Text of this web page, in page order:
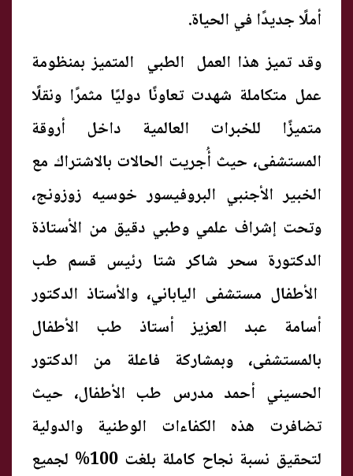
أملًا جديدًا في الحياة.
وقد تميز هذا العمل الطبي المتميز بمنظومة
عمل متكاملة شهدت تعاونًا دوليًا مثمرًا ونقلًا
متميزًا للخبرات العالمية داخل أروقة
المستشفى، حيث أُجريت الحالات بالاشتراك مع
الخبير الأجنبي البروفيسور خوسيه زوزونج،
وتحت إشراف علمي وطبي دقيق من الأستاذة
الدكتورة سحر شاكر شتا رئيس قسم طب
الأطفال مستشفى الياباني، والأستاذ الدكتور
أسامة عبد العزيز أستاذ طب الأطفال
بالمستشفى، وبمشاركة فاعلة من الدكتور
الحسيني أحمد مدرس طب الأطفال، حيث
تضافرت هذه الكفاءات الوطنية والدولية
لتحقيق نسبة نجاح كاملة بلغت 100% لجميع